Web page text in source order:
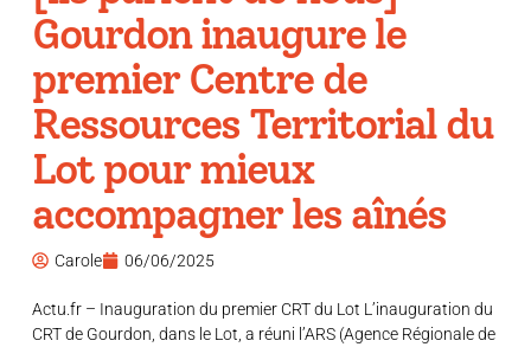
Gourdon inaugure le
premier Centre de
Ressources Territorial du
Lot pour mieux
accompagner les aînés
Carole 06/06/2025
Actu.fr – Inauguration du premier CRT du Lot L’inauguration du
CRT de Gourdon, dans le Lot, a réuni l’ARS (Agence Régionale de